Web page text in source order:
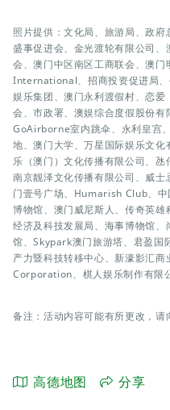
照片提供：文化局、旅游局、政
盛事促进会、金光渡轮有限公司
会、澳门中区南区工商联会、澳
International、招商投资促进局、
娱乐集团、澳门永利渡假村、恋
会、市政署、澳娱综合度假股份有
GoAirborne室内跳伞、永利皇宫
地、澳门大学、万星国际娱乐文
乐（澳门）文化传播有限公司、氹
南京靓泽文化传播有限公司、威
门壹号广场、Humarish Club、
博物馆、澳门威尼斯人、传奇英雄
经济及科技发展局、海事博物馆
馆、Skypark澳门旅游塔、君盈国
产力暨科技转移中心、新濠影汇
Corporation、棋人娱乐制作有限
备注：活动内容可能有所更改，请
高德地图 分享